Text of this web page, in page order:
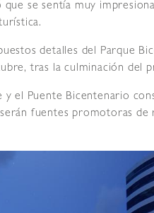
se sentía muy
detalles del Parque
tras la culminación del
y el Puente Bicentenario
fuentes promotoras